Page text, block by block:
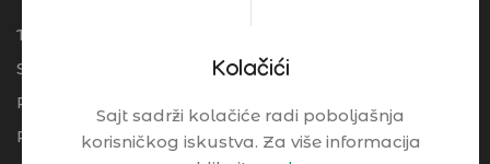
Kolačići
Sajt sadrži kolačiće radi poboljašnja
korisničkog iskustva. Za više informacija
Turistički Cenrtar Brzeće
Smeštaj
Restorani
Praktične Informacije